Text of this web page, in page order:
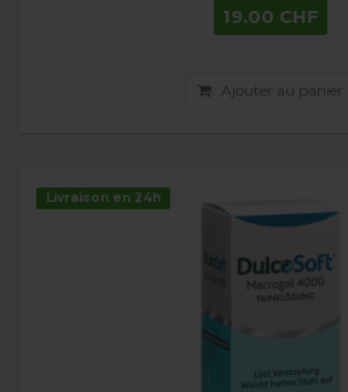
19.00 CHF
Ajouter au panier
Livraison en 24h